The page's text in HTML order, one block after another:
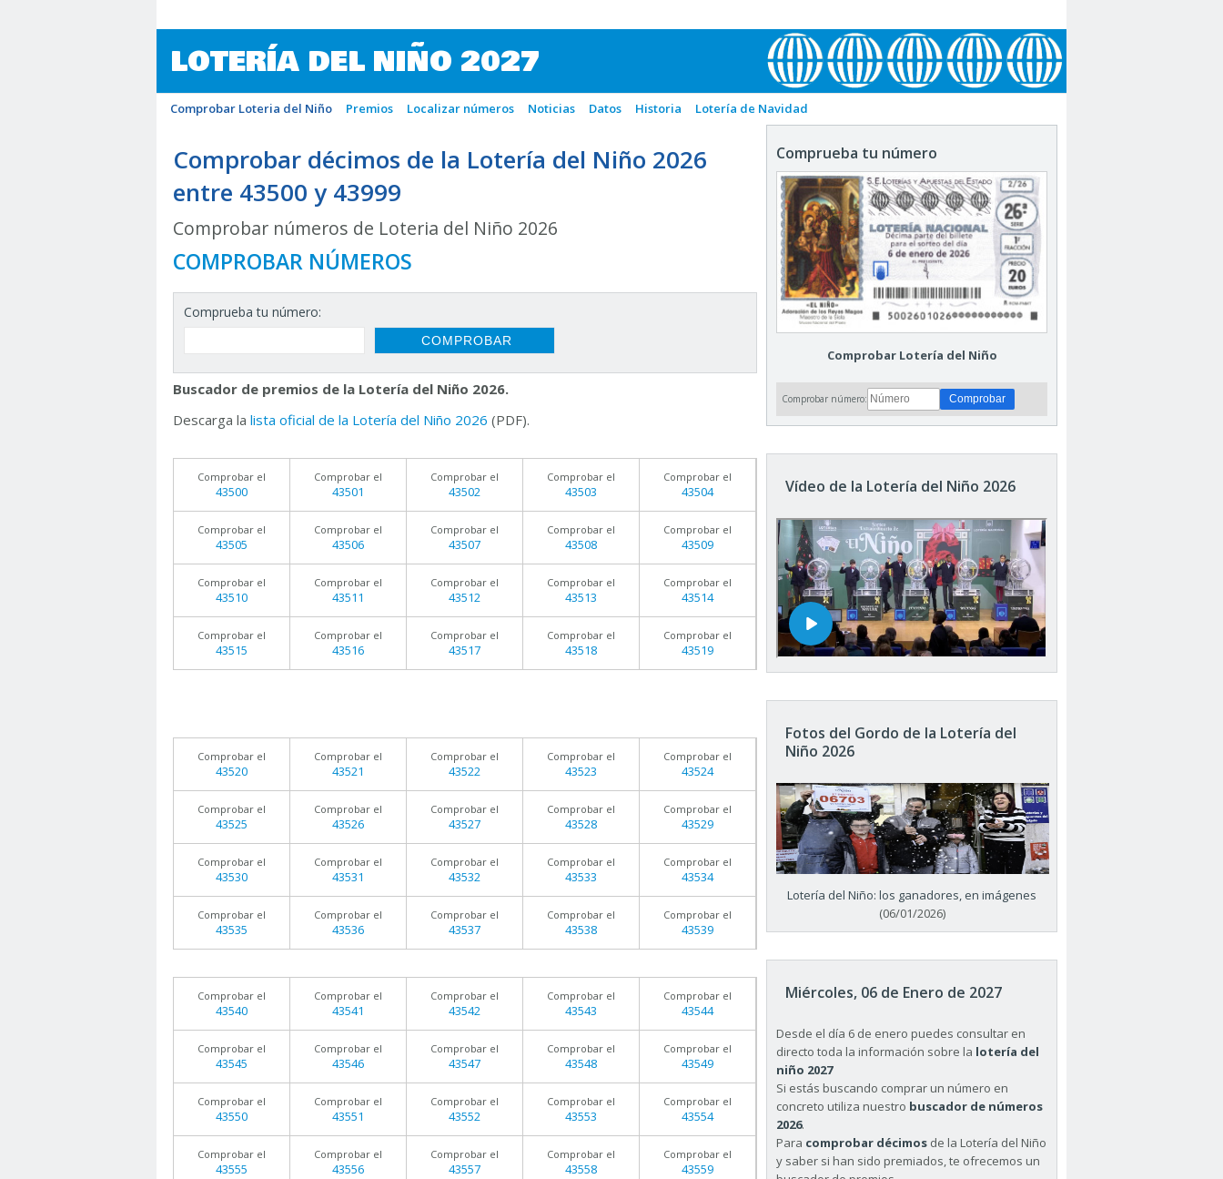
LOTERÍA DEL NIÑO 2027
Comprobar Loteria del Niño Premios Localizar números Noticias Datos Historia Lotería de Navidad
Comprobar décimos de la Lotería del Niño 2026
entre 43500 y 43999
Comprobar números de Loteria del Niño 2026
COMPROBAR NÚMEROS
Comprueba tu número:
Buscador de premios de la Lotería del Niño 2026.
Descarga la lista oficial de la Lotería del Niño 2026 (PDF).
Comprobar el
43500
Comprobar el
43501
Comprobar el
43502
Comprobar el
43503
Comprobar el
43504
Comprobar el
43505
Comprobar el
43506
Comprobar el
43507
Comprobar el
43508
Comprobar el
43509
Comprobar el
43510
Comprobar el
43511
Comprobar el
43512
Comprobar el
43513
Comprobar el
43514
Comprobar el
43515
Comprobar el
43516
Comprobar el
43517
Comprobar el
43518
Comprobar el
43519
Comprobar el
43520
Comprobar el
43521
Comprobar el
43522
Comprobar el
43523
Comprobar el
43524
Comprobar el
43525
Comprobar el
43526
Comprobar el
43527
Comprobar el
43528
Comprobar el
43529
Comprobar el
43530
Comprobar el
43531
Comprobar el
43532
Comprobar el
43533
Comprobar el
43534
Comprobar el
43535
Comprobar el
43536
Comprobar el
43537
Comprobar el
43538
Comprobar el
43539
Comprobar el
43540
Comprobar el
43541
Comprobar el
43542
Comprobar el
43543
Comprobar el
43544
Comprobar el
43545
Comprobar el
43546
Comprobar el
43547
Comprobar el
43548
Comprobar el
43549
Comprobar el
43550
Comprobar el
43551
Comprobar el
43552
Comprobar el
43553
Comprobar el
43554
Comprobar el
43555
Comprobar el
43556
Comprobar el
43557
Comprobar el
43558
Comprobar el
43559
Comprueba tu número
Comprobar Lotería del Niño
Comprobar número:
Vídeo de la Lotería del Niño 2026
Fotos del Gordo de la Lotería del
Niño 2026
Lotería del Niño: los ganadores, en imágenes
(06/01/2026)
Miércoles, 06 de Enero de 2027
Desde el día 6 de enero puedes consultar en
directo toda la información sobre la lotería del
niño 2027
Si estás buscando comprar un número en
concreto utiliza nuestro buscador de números
2026.
Para comprobar décimos de la Lotería del Niño
y saber si han sido premiados, te ofrecemos un